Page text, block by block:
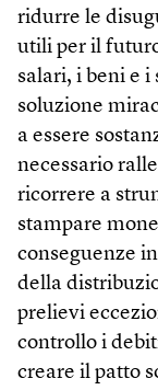
ridurre le
utili per il
salari, i beni e
soluzione
a essere
necessario
ricorrere a
stampare
conseguenze
della
prelievi
controllo i
creare il patto